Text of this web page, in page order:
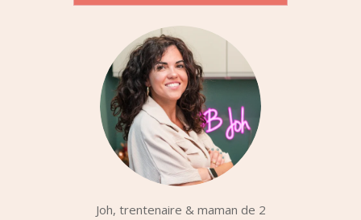
Joh, trentenaire & maman de 2